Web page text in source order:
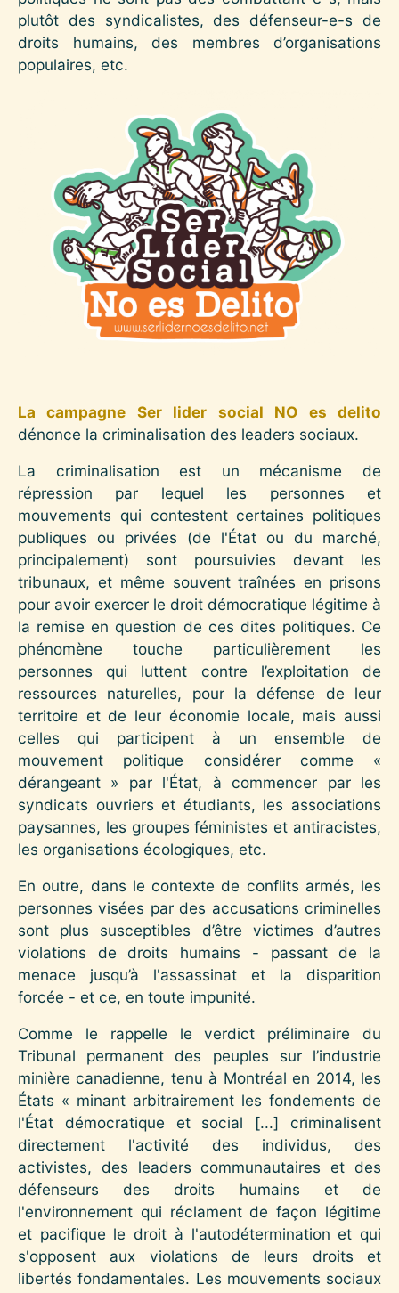
plutôt des syndicalistes, des défenseur-e-s de
droits humains, des membres d’organisations
populaires, etc.
La campagne Ser lider social NO es delito
dénonce la criminalisation des leaders sociaux.
La criminalisation est un mécanisme de
répression par lequel les personnes et
mouvements qui contestent certaines politiques
publiques ou privées (de l'État ou du marché,
principalement) sont poursuivies devant les
tribunaux, et même souvent traînées en prisons
pour avoir exercer le droit démocratique légitime à
la remise en question de ces dites politiques. Ce
phénomène touche particulièrement les
personnes qui luttent contre l’exploitation de
ressources naturelles, pour la défense de leur
territoire et de leur économie locale, mais aussi
celles qui participent à un ensemble de
mouvement politique considérer comme «
dérangeant » par l'État, à commencer par les
syndicats ouvriers et étudiants, les associations
paysannes, les groupes féministes et antiracistes,
les organisations écologiques, etc.
En outre, dans le contexte de conflits armés, les
personnes visées par des accusations criminelles
sont plus susceptibles d’être victimes d’autres
violations de droits humains - passant de la
menace jusqu’à l'assassinat et la disparition
forcée - et ce, en toute impunité.
Comme le rappelle le verdict préliminaire du
Tribunal permanent des peuples sur l’industrie
minière canadienne, tenu à Montréal en 2014, les
États « minant arbitrairement les fondements de
l'État démocratique et social [...] criminalisent
directement l'activité des individus, des
activistes, des leaders communautaires et des
défenseurs des droits humains et de
l'environnement qui réclament de façon légitime
et pacifique le droit à l'autodétermination et qui
s'opposent aux violations de leurs droits et
libertés fondamentales. Les mouvements sociaux